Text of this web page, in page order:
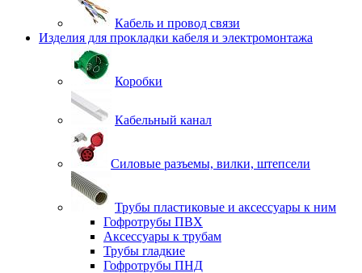
Кабель и провод связи
Изделия для прокладки кабеля и электромонтажа
Коробки
Кабельный канал
Силовые разъемы, вилки, штепсели
Трубы пластиковые и аксессуары к ним
Гофротрубы ПВХ
Аксессуары к трубам
Трубы гладкие
Гофротрубы ПНД